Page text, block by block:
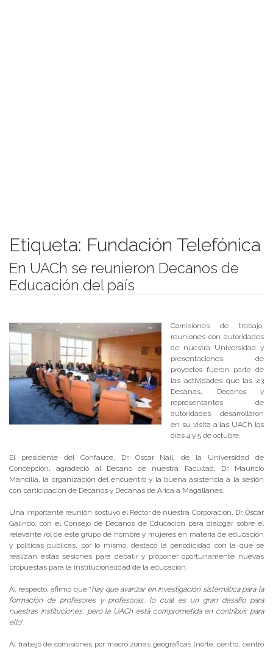
Etiqueta: Fundación Telefónica
En UACh se reunieron Decanos de
Educación del país
Comisiones de trabajo,
reuniones con autoridades
de nuestra Universidad y
presentaciones de
proyectos fueron parte de
las actividades que las 23
Decanas, Decanos y
representantes de
autoridades desarrollaron
en su visita a las UACh los
días 4 y 5 de octubre.
El presidente del Confauce, Dr. Óscar Nail, de la Universidad de
Concepción, agradeció al Decano de nuestra Facultad, Dr. Mauricio
Mancilla, la organización del encuentro y la buena asistencia a la sesión
con participación de Decanos y Decanas de Arica a Magallanes.
Una importante reunión sostuvo el Rector de nuestra Corporación, Dr. Óscar
Galindo, con el Consejo de Decanos de Educación para dialogar sobre el
relevante rol de este grupo de hombre y mujeres en materia de educación
y políticas públicas, por lo mismo, destacó la periodicidad con la que se
realizan estas sesiones para debatir y proponer oportunamente nuevas
propuestas para la institucionalidad de la educación.
Al respecto, afirmó que “hay que avanzar en investigación sistemática para la
formación de profesores y profesoras, lo cual es un gran desafío para
nuestras instituciones, pero la UACh está comprometida en contribuir para
ello”.
Al trabajo de comisiones por macro zonas geográficas (norte, centro, centro